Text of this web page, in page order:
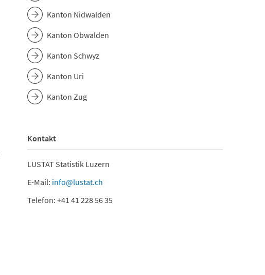
Kanton Nidwalden
Kanton Obwalden
Kanton Schwyz
Kanton Uri
Kanton Zug
Kontakt
LUSTAT Statistik Luzern
E-Mail: info@lustat.ch
Telefon: +41 41 228 56 35